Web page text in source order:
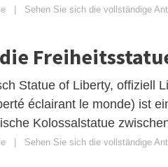
Sehen Sie sich die vollständige
Statue of Liberty, offiziell
éclairant le monde) ist
Kolossalstatue
Sehen Sie sich die vollständige